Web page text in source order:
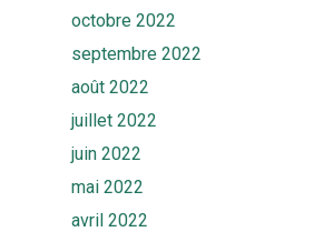
octobre 2022
septembre 2022
août 2022
juillet 2022
juin 2022
mai 2022
avril 2022